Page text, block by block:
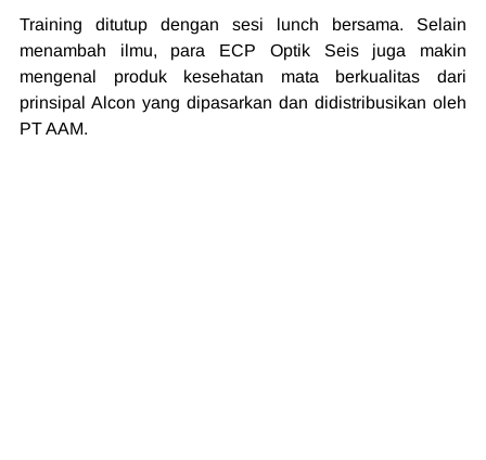
Training ditutup dengan sesi lunch bersama. Selain
menambah ilmu, para ECP Optik Seis juga makin
mengenal produk kesehatan mata berkualitas dari
prinsipal Alcon yang dipasarkan dan didistribusikan oleh
PT AAM.